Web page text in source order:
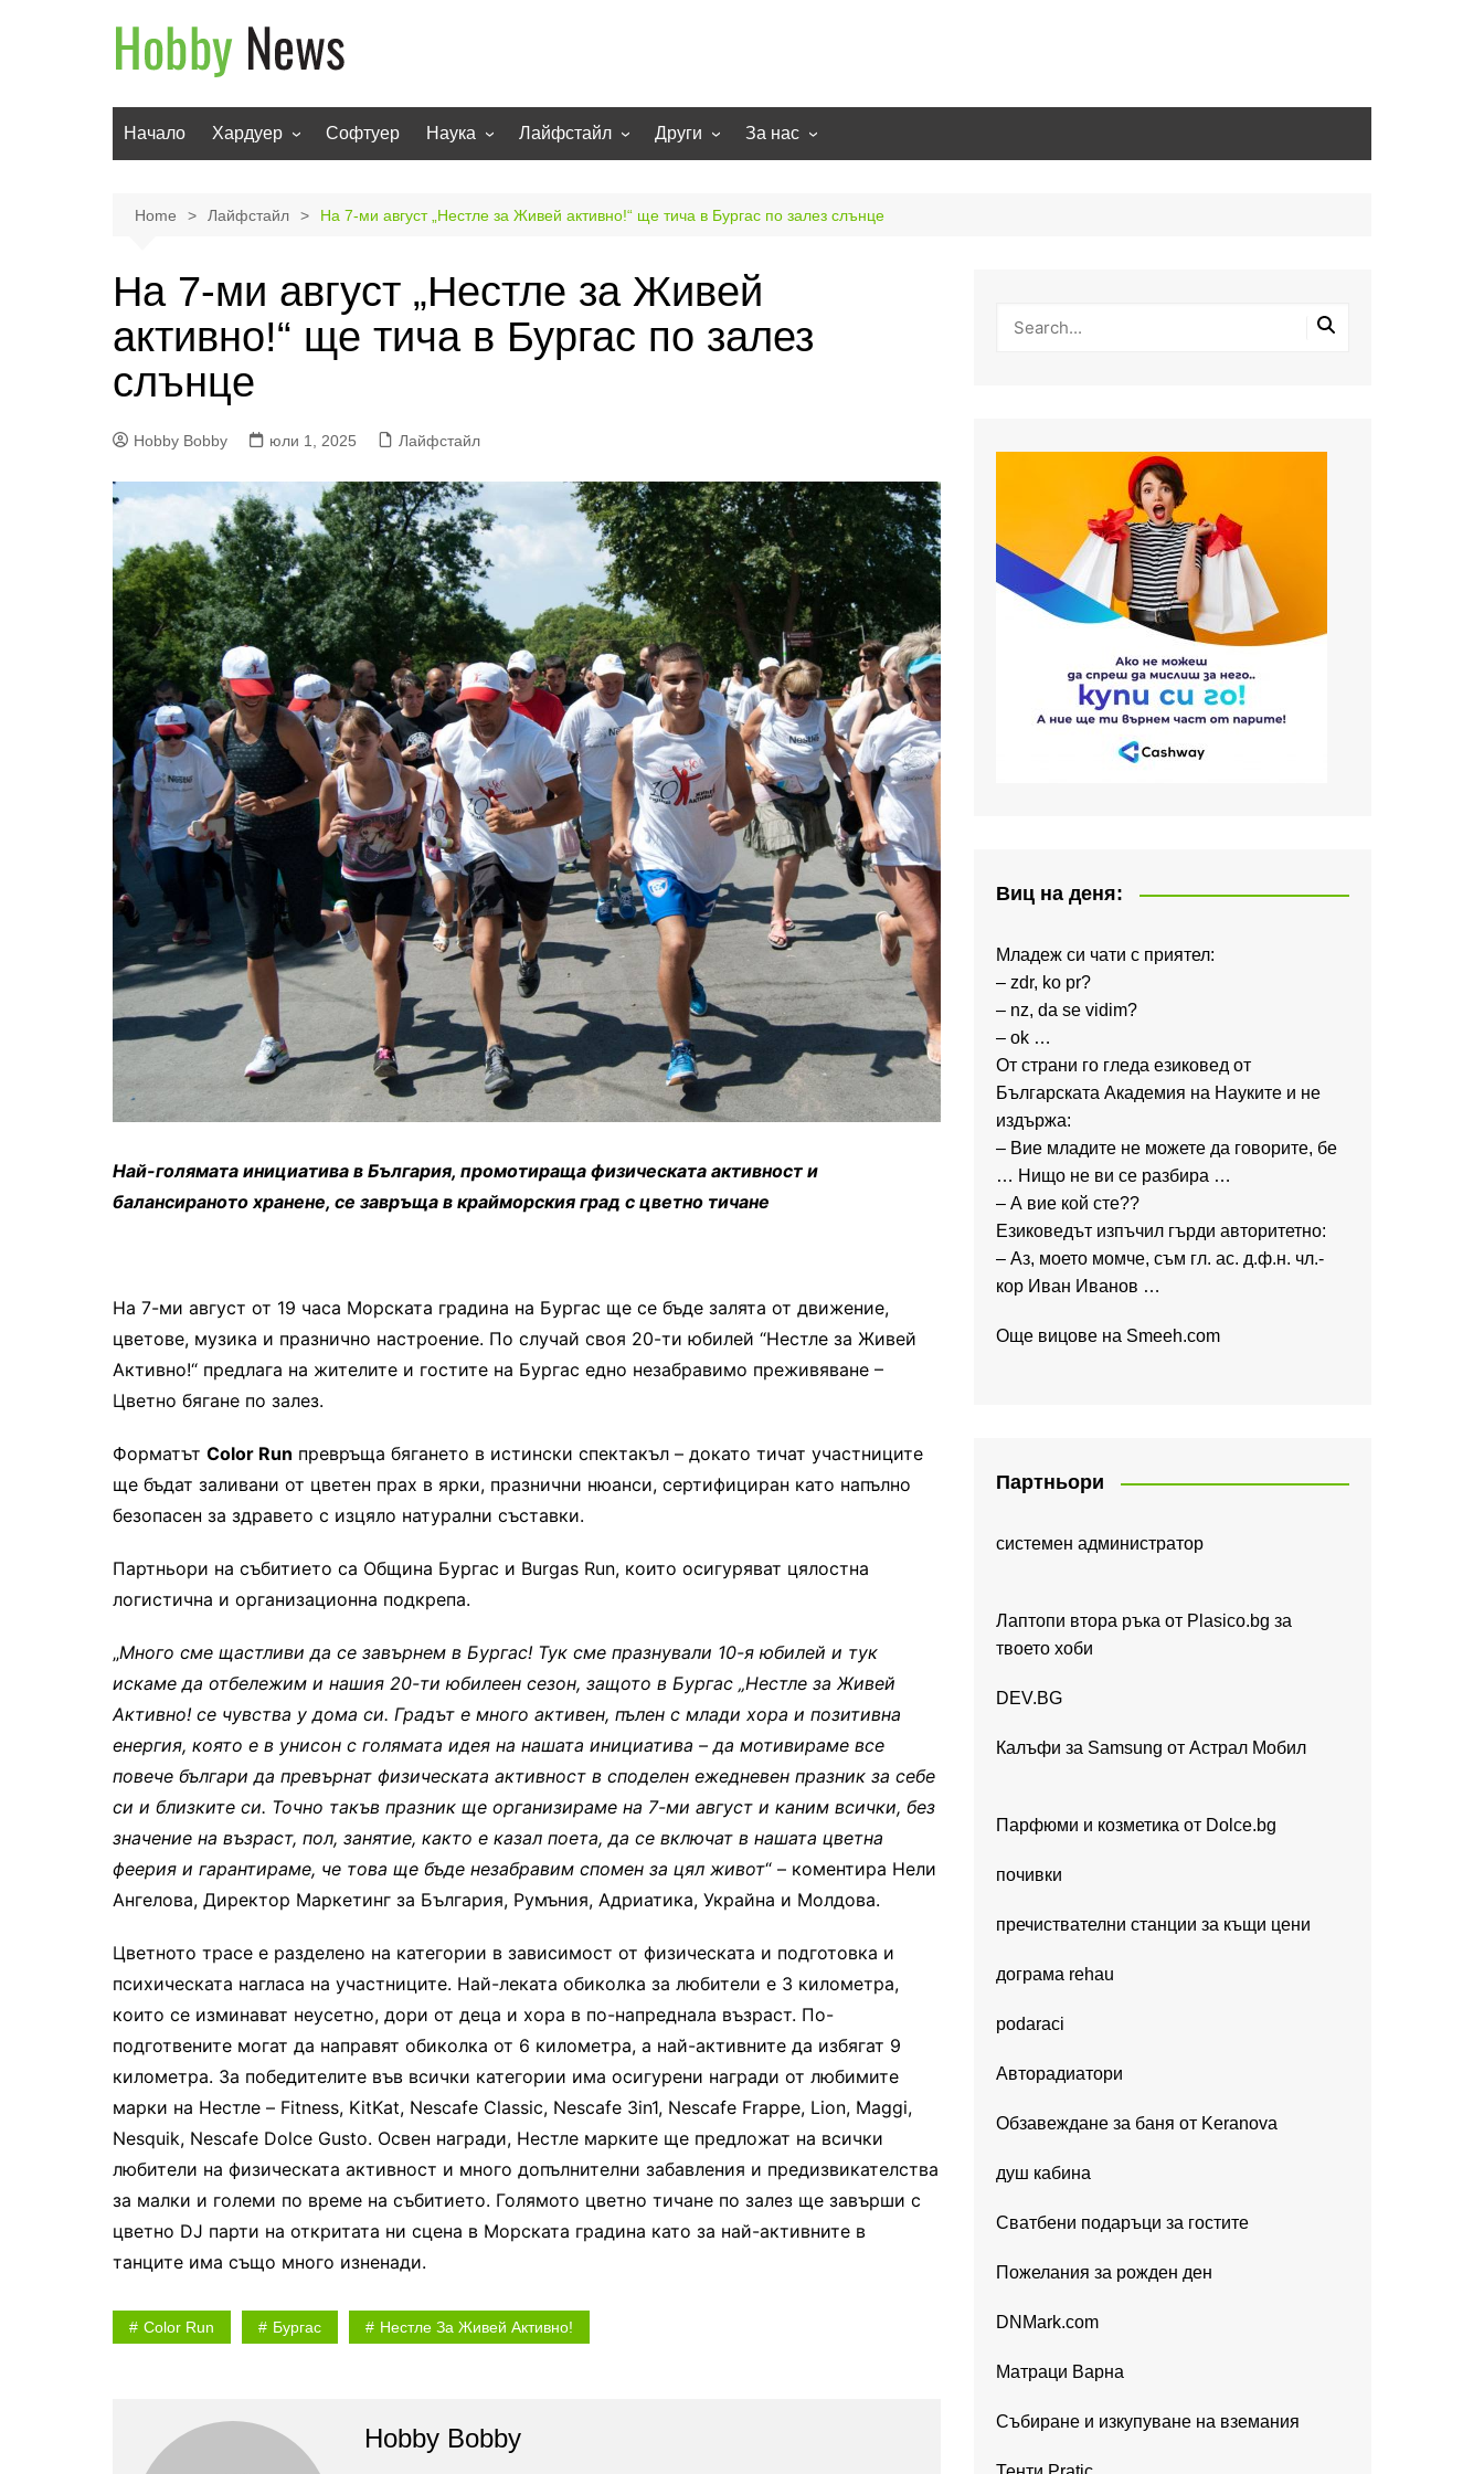
Начало Хардуер
Телевизори
Фото и видео
Софтуер Наука
Роботи
Лайфстайл
Игри
Осветление
Отопление/климатизация
Образование
Други
СТАТИИ
Помощна информация
UFO
За нас
Контакти
Home Лайфстайл На 7-ми август „Нестле за Живей активно!“ ще тича в Бургас по залез слънце
На 7-ми август „Нестле за Живей
активно!“ ще тича в Бургас по залез
слънце
Hobby Bobby юли 1, 2025 Лайфстайл
Най-голямата инициатива в България, промотираща физическата активност и
балансираното хранене, се завръща в крайморския град с цветно тичане
На 7-ми август от 19 часа Морската градина на Бургас ще се бъде залята от движение,
цветове, музика и празнично настроение. По случай своя 20-ти юбилей “Нестле за Живей
Активно!“ предлага на жителите и гостите на Бургас едно незабравимо преживяване –
Цветно бягане по залез.
Форматът Color Run превръща бягането в истински спектакъл – докато тичат участниците
ще бъдат заливани от цветен прах в ярки, празнични нюанси, сертифициран като напълно
безопасен за здравето с изцяло натурални съставки.
Партньори на събитието са Община Бургас и Burgas Run, които осигуряват цялостна
логистична и организационна подкрепа.
„Много сме щастливи да се завърнем в Бургас! Тук сме празнували 10-я юбилей и тук
искаме да отбележим и нашия 20-ти юбилеен сезон, защото в Бургас „Нестле за Живей
Активно! се чувства у дома си. Градът е много активен, пълен с млади хора и позитивна
енергия, която е в унисон с голямата идея на нашата инициатива – да мотивираме все
повече българи да превърнат физическата активност в споделен ежедневен празник за себе
си и близките си. Точно такъв празник ще организираме на 7-ми август и каним всички, без
значение на възраст, пол, занятие, както е казал поета, да се включат в нашата цветна
феерия и гарантираме, че това ще бъде незабравим спомен за цял живот“ – коментира Нели
Ангелова, Директор Маркетинг за България, Румъния, Адриатика, Украйна и Молдова.
Цветното трасе е разделено на категории в зависимост от физическата и подготовка и
психическата нагласа на участниците. Най-леката обиколка за любители е 3 километра,
които се изминават неусетно, дори от деца и хора в по-напреднала възраст. По-
подготвените могат да направят обиколка от 6 километра, а най-активните да избягат 9
километра. За победителите във всички категории има осигурени награди от любимите
марки на Нестле – Fitness, KitKat, Nescafe Classic, Nescafe 3in1, Nescafe Frappe, Lion, Maggi,
Nesquik, Nescafe Dolce Gusto. Освен награди, Нестле марките ще предложат на всички
любители на физическата активност и много допълнителни забавления и предизвикателства
за малки и големи по време на събитието. Голямото цветно тичане по залез ще завърши с
цветно DJ парти на откритата ни сцена в Морската градина като за най-активните в
танците има също много изненади.
Color Run Бургас Нестле За Живей Активно!
Hobby Bobby
Виц на деня:
Младеж си чати с приятел:
– zdr, ko pr?
– nz, da se vidim?
– ok …
От страни го гледа езиковед от
Българската Академия на Науките и не
издържа:
– Вие младите не можете да говорите, бе
… Нищо не ви се разбира …
– А вие кой сте??
Езиковедът изпъчил гърди авторитетно:
– Аз, моето момче, съм гл. ас. д.ф.н. чл.-
кор Иван Иванов …
Още вицове на Smeeh.com
Партньори
системен администратор
Лаптопи втора ръка от Plasico.bg за
твоето хоби
DEV.BG
Калъфи за Samsung от Астрал Мобил
Парфюми и козметика от Dolce.bg
почивки
пречиствателни станции за къщи цени
дограма rehau
podaraci
Авторадиатори
Обзавеждане за баня от Keranova
душ кабина
Сватбени подаръци за гостите
Пожелания за рожден ден
DNMark.com
Матраци Варна
Събиране и изкупуване на вземания